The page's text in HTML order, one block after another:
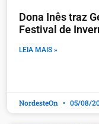
Dona Inês traz
Festival de
LEIA MAIS »
NordesteOn 05/08/